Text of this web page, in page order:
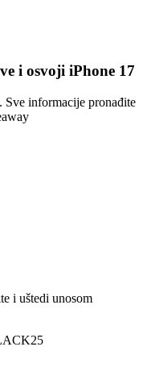
i osvoji iPhone 17
informacije pronađite
i uštedi unosom